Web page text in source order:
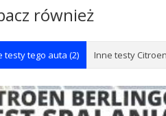
również
testy tego auta (2) Inne testy